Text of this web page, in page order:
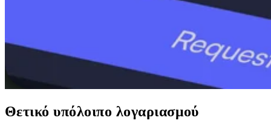
Θετικό υπόλοιπο λογαριασμού